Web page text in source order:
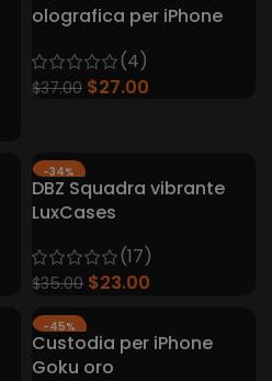
olografica per iPhone
(4)
$37.00 $27.00
-34%
DBZ Squadra vibrante
LuxCases
(17)
$35.00 $23.00
-45%
Custodia per iPhone
Goku oro